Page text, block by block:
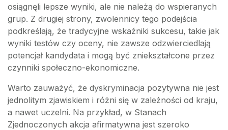
osiągnęli lepsze wyniki, ale nie należą do wspieranych
grup. Z drugiej strony, zwolennicy tego podejścia
podkreślają, że tradycyjne wskaźniki sukcesu, takie jak
wyniki testów czy oceny, nie zawsze odzwierciedlają
potencjał kandydata i mogą być zniekształcone przez
czynniki społeczno-ekonomiczne.
Warto zauważyć, że dyskryminacja pozytywna nie jest
jednolitym zjawiskiem i różni się w zależności od kraju,
a nawet uczelni. Na przykład, w Stanach
Zjednoczonych akcja afirmatywna jest szeroko